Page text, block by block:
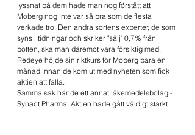
lyssnat på dem hade man nog förstått att
Moberg nog inte var så bra som de flesta
verkade tro. Den andra sortens experter, de som
syns i tidningar och skriker "sälj" 0,7% från
botten, ska man däremot vara försiktig med.
Redeye höjde sin riktkurs för Moberg bara en
månad innan de kom ut med nyheten som fick
aktien att falla.
Samma sak hände ett annat läkemedelsbolag -
Synact Pharma. Aktien hade gått väldigt starkt